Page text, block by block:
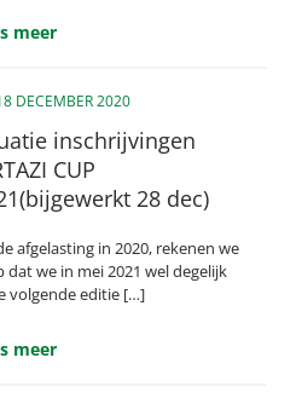
meer
DECEMBER 2020
inschrijvingen
CUP
28 dec)
afgelasting in 2020, rekenen we
dat we in mei 2021 wel degelijk
volgende editie […]
meer